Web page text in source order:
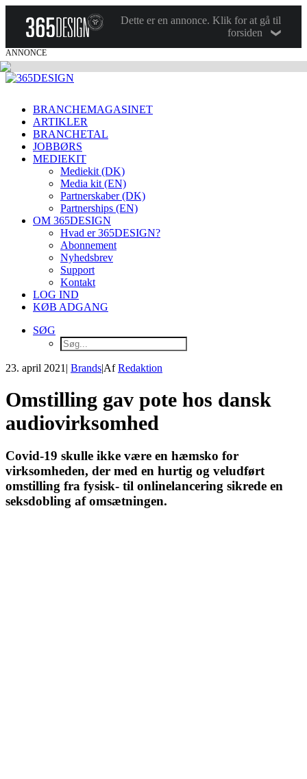
Dette er en annonce. Klik for at gå til
forsiden
ANNONCE
BRANCHEMAGASINET
ARTIKLER
BRANCHETAL
JOBBØRS
MEDIEKIT
Mediekit (DK)
Media kit (EN)
Partnerskaber (DK)
Partnerships (EN)
OM 365DESIGN
Hvad er 365DESIGN?
Abonnement
Nyhedsbrev
Support
Kontakt
LOG IND
KØB ADGANG
SØG
23. april 2021 | Brands|AfRedaktion
Omstilling gav pote hos dansk
audiovirksomhed
Covid-19 skulle ikke være en hæmsko for
virksomheden, der med en hurtig og veludført
omstilling fra fysisk- til onlinelancering sikrede en
seksdobling af omsætningen.